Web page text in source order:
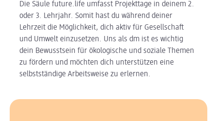
Die Säule future.life umfasst Projekttage in deinem 2.
oder 3. Lehrjahr. Somit hast du während deiner
Lehrzeit die Möglichkeit, dich aktiv für Gesellschaft
und Umwelt einzusetzen. Uns als dm ist es wichtig
dein Bewusstsein für ökologische und soziale Themen
zu fördern und möchten dich unterstützen eine
selbstständige Arbeitsweise zu erlernen.